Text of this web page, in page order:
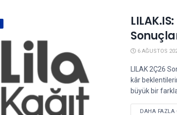
6 AĞUSTOS
LILAK 2Ç26
kâr
büyük bir farkla
DAHA FAZLA